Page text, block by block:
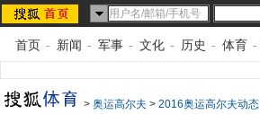
首页 - 新闻 - 军事 - 文化 - 历史 - 体育 -
> 奥运高尔夫 > 2016奥运高尔夫动态